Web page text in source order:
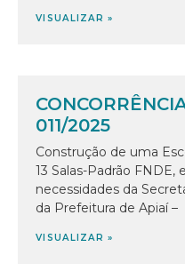
VISUALIZAR »
011/2025
Construção de uma
13 Salas-Padrão
necessidades da
da Prefeitura de Apiaí –
VISUALIZAR »